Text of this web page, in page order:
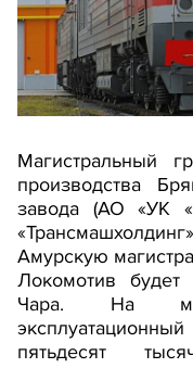
Магистральный
производства
завода (АО «УК
Амурскую
Локомотив
Чара. На
пятьдесят